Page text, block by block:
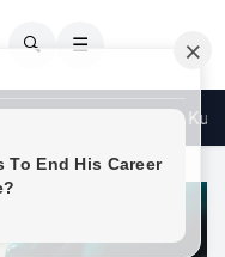
🔍 ☰
dhënë nga Gjykata